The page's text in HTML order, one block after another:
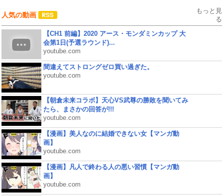
人気の動画
もっと見
る
【CH1 前編】2020 アース・モンダミンカップ 大
会第1日(予選ラウンド)...
youtube.com
間違えてストロングゼロ買い過ぎた。
youtube.com
【朝倉未来コラボ】天心VS武尊の勝敗を聞いてみ
たら、まさかの回答が!!!
youtube.com
【漫画】美人なのに結婚できない女【マンガ動
画】
youtube.com
【漫画】凡人で終わる人の悪い習慣【マンガ動
画】
youtube.com